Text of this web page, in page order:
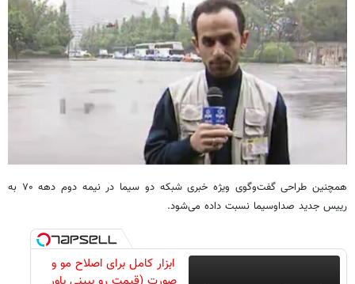
همچنین طراحی گفت‌وگوی ویژه خبری شبکه دو سیما در نیمه دوم دهه ۷۰ به
رییس جدید صداوسیما نسبت داده می‌شود.
ابزار کامل برای اصلاح مو و